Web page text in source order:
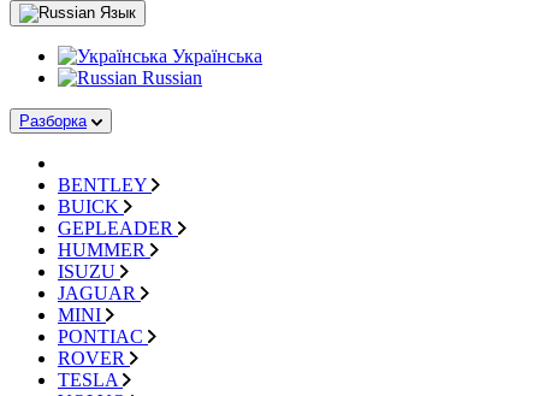
Язык
Українська
Russian
Разборка
BENTLEY
BUICK
GEPLEADER
HUMMER
ISUZU
JAGUAR
MINI
PONTIAC
ROVER
TESLA